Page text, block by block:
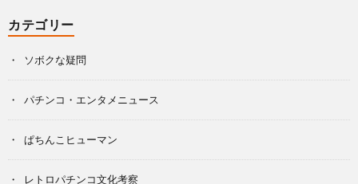
カテゴリー
ソボクな疑問
パチンコ・エンタメニュース
ぱちんこヒューマン
レトロパチンコ文化考察